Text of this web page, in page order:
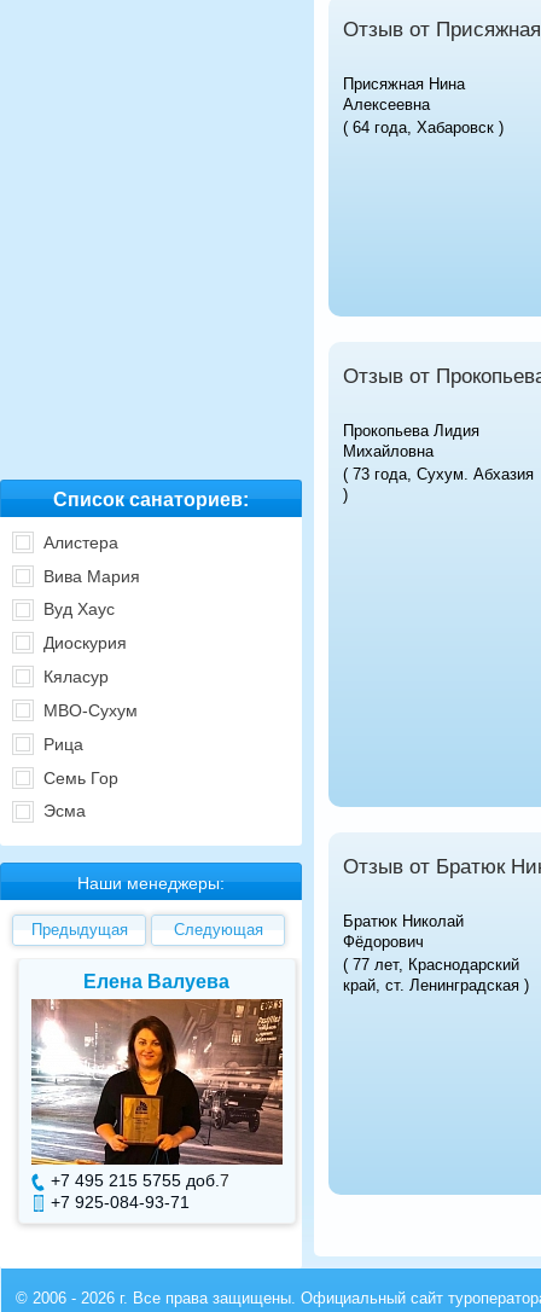
Список санаториев:
Алистера
Вива Мария
Вуд Хаус
Диоскурия
Кяласур
МВО-Сухум
Рица
Семь Гор
Эсма
Наши менеджеры:
Предыдущая Следующая
Елена Валуева
+7 495 215 5755 доб.7
+7 925-084-93-71
Светлана
Отзыв от
Присяжная Нина
Алексеевна
( 64 года, Хабаровск )
Отзыв от
Прокопьева Лидия
Михайловна
( 73 года, Сухум. Абхазия
)
Отзыв от Братюк
Братюк Николай
Фёдорович
( 77 лет, Краснодарский
край, ст. Ленинградская )
© 2006 - 2026 г. Все права защищены. Официальный сайт